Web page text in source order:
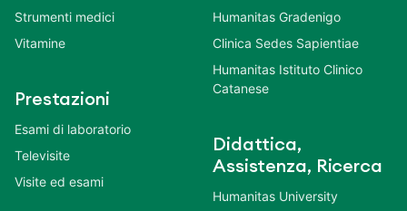
Strumenti medici
Vitamine
Prestazioni
Esami di laboratorio
Televisite
Visite ed esami
Humanitas Gradenigo
Clinica Sedes Sapientiae
Humanitas Istituto Clinico
Catanese
Didattica,
Assistenza, Ricerca
Humanitas University